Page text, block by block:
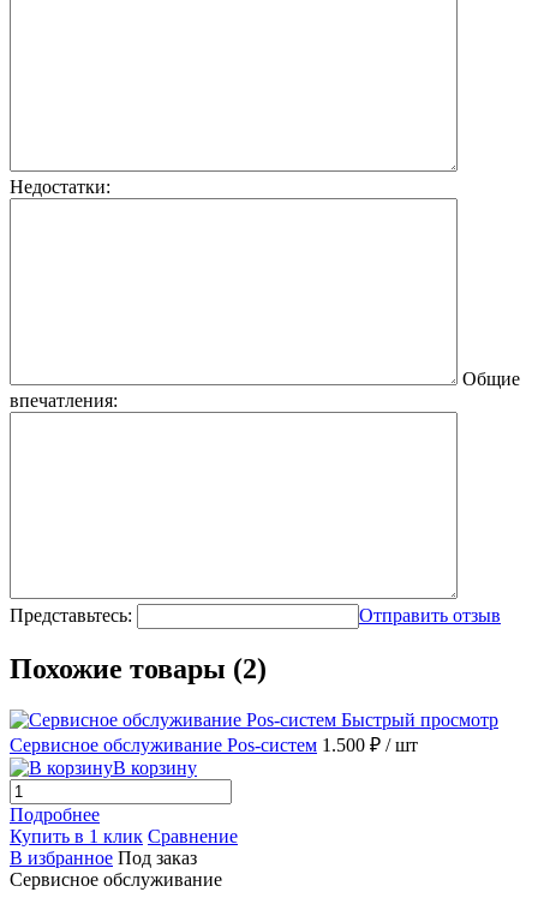
Недостатки:
Общие
впечатления:
Представьтесь: Отправить отзыв
Похожие товары (2)
Быстрый просмотр
Сервисное обслуживание Pos-систем 1.500 ₽ / шт
В корзину
Подробнее
Купить в 1 клик Сравнение
В избранное Под заказ
Сервисное обслуживание